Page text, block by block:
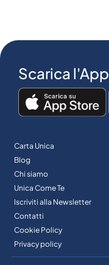
Scarica l'App
Carta Unica
Blog
Chi siamo
Unica Come Te
Iscriviti alla Newsletter
Contatti
Cookie Policy
Privacy policy